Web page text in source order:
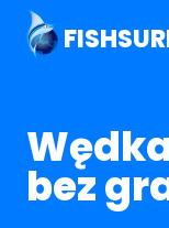
bez